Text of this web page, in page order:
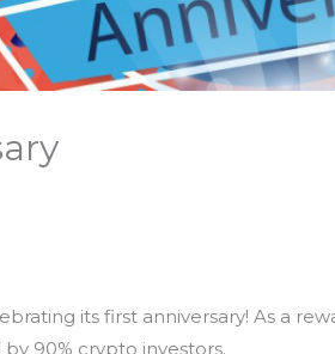
its first anniversary! As a
90% crypto investors.